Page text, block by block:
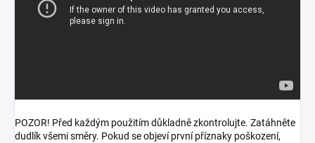
POZOR! Před každým použitím důkladně zkontrolujte. Zatáhněte
dudlík všemi směry. Pokud se objeví první příznaky poškození,